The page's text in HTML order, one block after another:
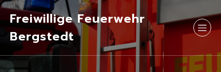
Freiwillige Feuerwehr
Bergstedt